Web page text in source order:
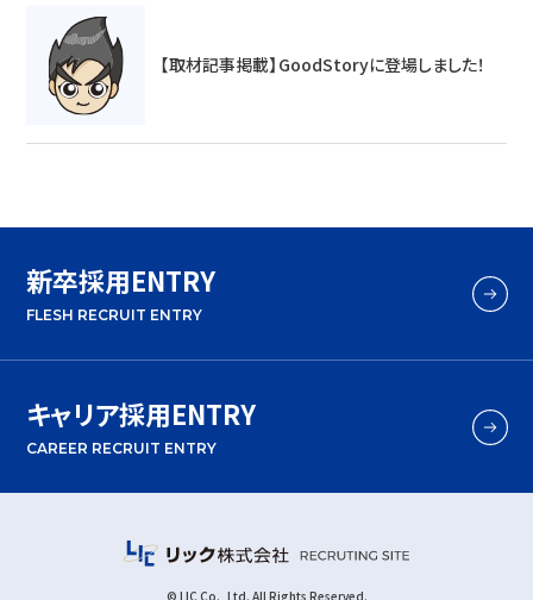
【取材記事掲載】GoodStoryに登場しました！
新卒採用ENTRY
FLESH RECRUIT ENTRY
キャリア採用ENTRY
CAREER RECRUIT ENTRY
© LIC Co., Ltd. All Rights Reserved.